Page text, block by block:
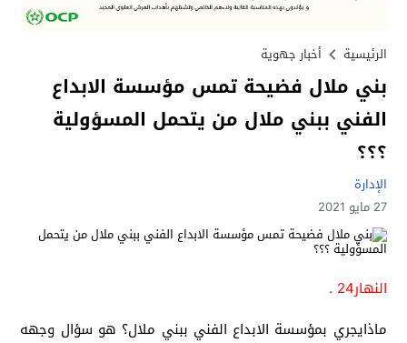
الرئيسية أخبار جهوية
بني ملال فضيحة تمس مؤسسة الابداع
الفني ببني ملال من يتحمل المسؤولية
؟؟؟
الإدارة
27 مايو 2021
النهار24 .
ماذايجري بمؤسسة الابداع الفني ببني ملال؟ هو سؤال وجهه